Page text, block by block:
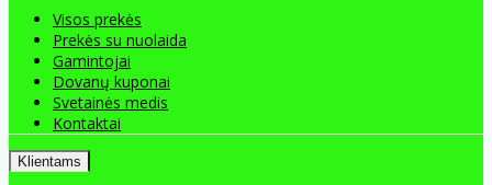
Visos prekės
Prekės su nuolaida
Gamintojai
Dovanų kuponai
Svetainės medis
Kontaktai
Klientams